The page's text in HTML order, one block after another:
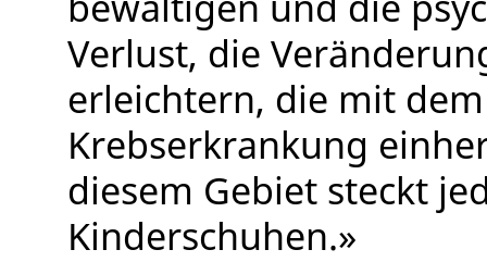
Verlust, die
erleichtern, die mit
Krebserkrankung
diesem Gebiet steckt
Kinderschuhen.»